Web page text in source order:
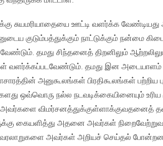
சுயமரியாதையை ஊட்டி வளர்க்க
குடும்பத்துக்கும் நாட்டுக்கும் நன்மை
தமது சிந்தனைத் திறனிலும்
தமது இன அடையாளம்
அனுகூலங்கள் பிரதிகூலங்கள் பற்றிய
ஒவ்வொரு நல்ல நடவடிக்கையினையும் உரிய
விமர்சனத்துக்குள்ளாக்குவதனைத்
கையளித்து அதனை அவர்கள்
அவர்கள் அறியச் செய்தல் போன்றன